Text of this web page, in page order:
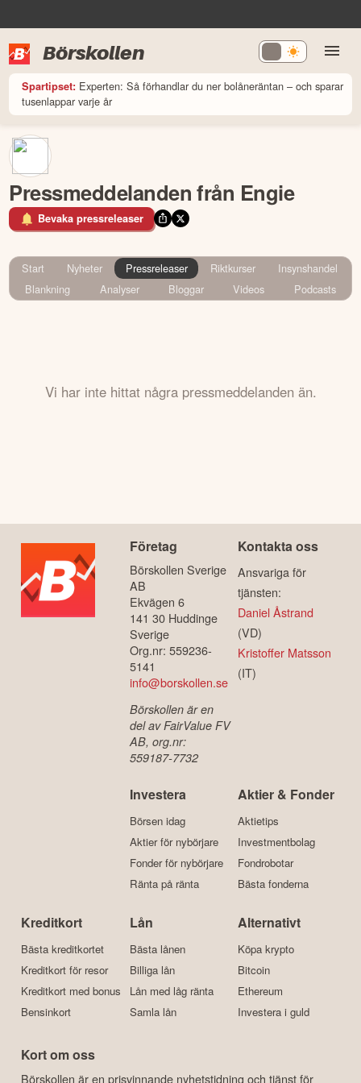
Börskollen
Spartipset: Experten: Så förhandlar du ner bolåneräntan – och sparar
tusenlappar varje år
Pressmeddelanden från Engie
Bevaka pressreleaser
Start Nyheter Pressreleaser Riktkurser
Insynshandel
Blankning
Analyser Bloggar Videos Podcasts
Vi har inte hittat några pressmeddelanden än.
Företag
Börskollen Sverige
AB
Ekvägen 6
141 30 Huddinge
Sverige
Org.nr: 559236-
5141
info@borskollen.se
Börskollen är en
del av FairValue FV
AB, org.nr:
559187-7732
Kontakta oss
Ansvariga för
tjänsten:
Daniel Åstrand
(VD)
Kristoffer Matsson
(IT)
Investera
Börsen idag
Aktier för nybörjare
Fonder för nybörjare
Ränta på ränta
Aktier & Fonder
Aktietips
Investmentbolag
Fondrobotar
Bästa fonderna
Kreditkort
Bästa kreditkortet
Kreditkort för resor
Kreditkort med bonus
Bensinkort
Lån
Bästa lånen
Billiga lån
Lån med låg ränta
Samla lån
Alternativt
Köpa krypto
Bitcoin
Ethereum
Investera i guld
Kort om oss
Börskollen är en prisvinnande nyhetstidning och tjänst för